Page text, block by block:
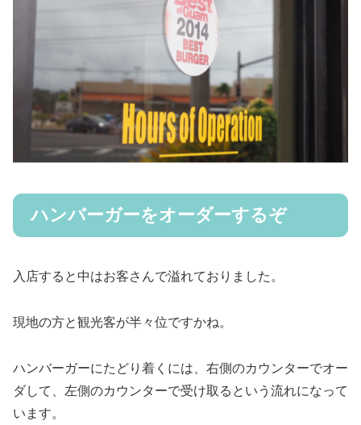
ハンバーガーをオーダーするぞ
入店すると中はお客さんで溢れておりました。
現地の方と観光客が半々位ですかね。
ハンバーガーにたどり着くには、右側のカウンターでオー
ダして、左側のカウンターで受け取るという流れになって
います。